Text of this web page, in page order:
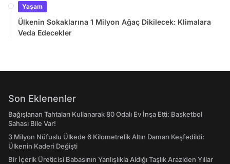
Yaşam
Ülkenin Sokaklarına 1 Milyon Ağaç Dikilecek: Klimalara
Veda Edecekler
Son Eklenenler
Bağışlanan Tahtaları Kullanarak 80 Odalı Ev İnşa Etti: Basketbol
Sahası Bile Var!
3 Milyon Nüfuslu Ülkede 6 Kilometrelik Altın Damarı Keşfedildi:
Ülkenin Kaderi Değişti
Bir İçerik Üreticisi Babasının Yanlışlıkla Aldığı Taşlık Araziden Yıllar